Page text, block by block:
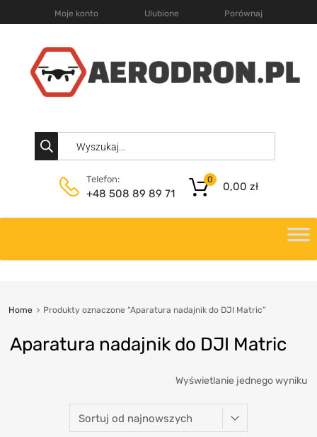
Moje konto Ulubione Porównaj
Telefon:
+48 508 89 89 71
0,00 zł
0
Home Produkty oznaczone “Aparatura nadajnik do DJI Matric”
Aparatura nadajnik do DJI Matric
Wyświetlanie jednego wyniku